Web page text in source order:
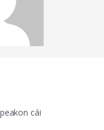
bài viết
cái